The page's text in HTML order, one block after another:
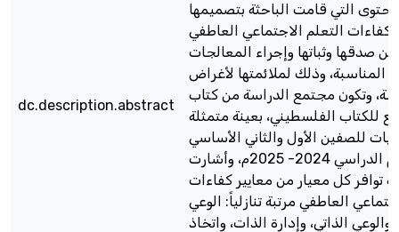
dc.description.abstract
التي قامت الباحثة بتصميمها
كفاءات التعلم الاجتماعي العاطفي
صدقها وثباتها وإجراء المعالجات
المناسبة، وذلك لملائمتها لأغراض
وتكون مجتمع الدراسة من كتاب
للكتاب الفلسطيني، بعينة متمثلة
للصفين الأول والثاني الأساسي
بجزأيه للعام الدراسي 2024- 2025م، وأشارت
توافر كل معيار من معايير كفاءات
العاطفي مرتبة تنازلياً: الوعي
والوعي الذاتي، وإدارة الذات، واتخاذ